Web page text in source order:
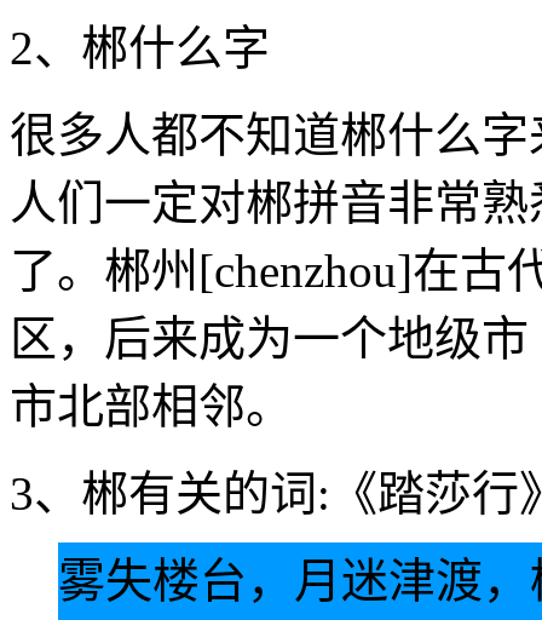
2、郴什么字
很多人都不知道郴什么
人们一定对郴拼音非常
了。郴州[chenzhou]在古
区，后来成为一个地级
市北部相邻。
3、郴有关的词:《踏莎行
雾失楼台，月迷津渡